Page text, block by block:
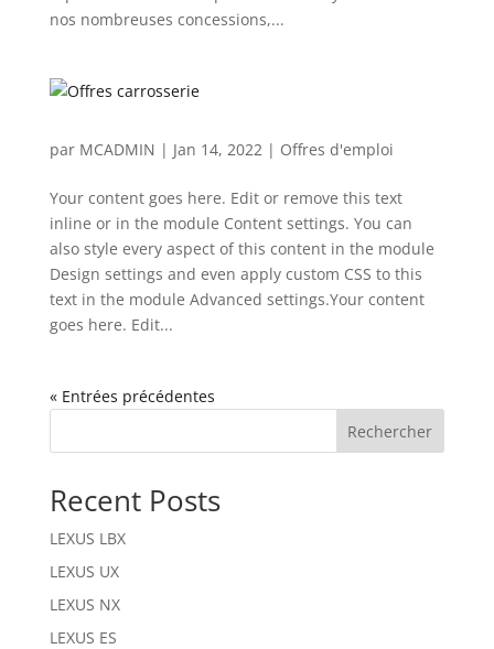
nos nombreuses concessions,...
par MCADMIN | Jan 14, 2022| Offres d'emploi
Your content goes here. Edit or remove this text
inline or in the module Content settings. You can
also style every aspect of this content in the module
Design settings and even apply custom CSS to this
text in the module Advanced settings.Your content
goes here. Edit...
« Entrées précédentes
Rechercher
Recent Posts
LEXUS LBX
LEXUS UX
LEXUS NX
LEXUS ES